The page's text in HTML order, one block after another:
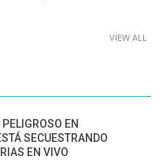
VIEW ALL
EN
SECUESTRANDO
EN VIVO